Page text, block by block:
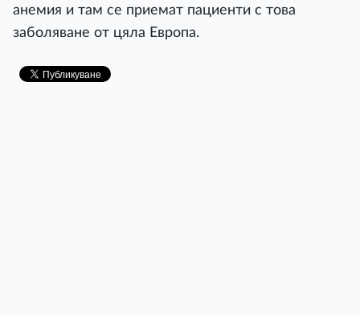
анемия и там се приемат пациенти с това
заболяване от цяла Европа.